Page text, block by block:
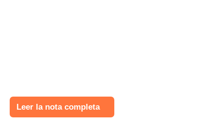
Leer la nota completa